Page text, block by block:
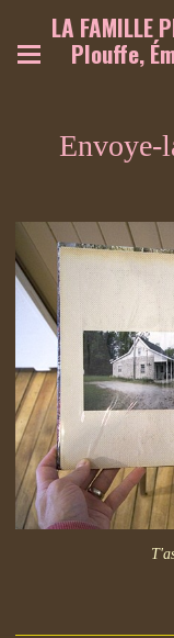
LA FAMILLE
Plouffe,
Envoye-